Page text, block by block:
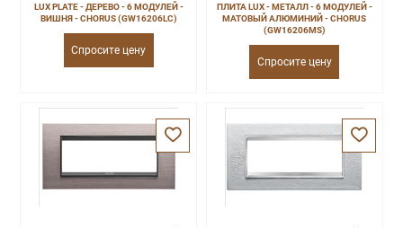
LUX PLATE - ДЕРЕВО - 6 МОДУЛЕЙ -
ВИШНЯ - CHORUS (GW16206LC)
Спросите цену
ПЛИТА LUX - МЕТАЛЛ - 6 МОДУЛЕЙ -
МАТОВЫЙ АЛЮМИНИЙ - CHORUS
(GW16206MS)
Спросите цену